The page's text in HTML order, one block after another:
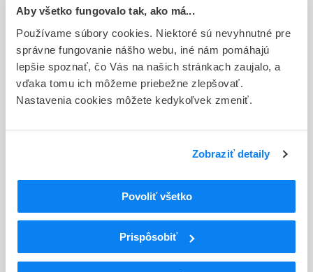
Aby všetko fungovalo tak, ako má...
Používame súbory cookies. Niektoré sú nevyhnutné pre
správne fungovanie nášho webu, iné nám pomáhajú
lepšie spoznať, čo Vás na našich stránkach zaujalo, a
vďaka tomu ich môžeme priebežne zlepšovať.
Nastavenia cookies môžete kedykoľvek zmeniť.
Zobraziť detaily
Povoliť všetko
Prispôsobiť
Dotazník spokojnosti zákazníka
Sťažnosti a petície
Poskytovanie informácií
Ochrana osobných údajov
Úradné hodiny
Kontakt